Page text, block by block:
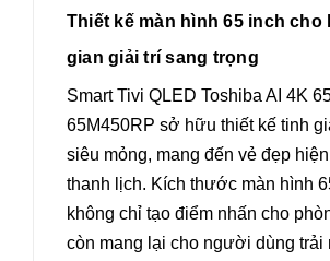
Thiết kế màn hình 65 inch cho
gian giải trí sang trọng
Smart Tivi QLED Toshiba AI 4K
65M450RP sở hữu thiết kế tinh
siêu mỏng, mang đến vẻ đẹp
thanh lịch. Kích thước màn hình
không chỉ tạo điểm nhấn cho
còn mang lại cho người dùng trải